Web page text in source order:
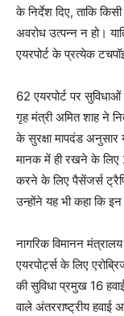
के निर्देश दिए, ताकि
अवरोध उत्पन्न न हो।
एयरपोर्ट के प्रत्येक
62 एयरपोर्ट पर सुविधाओं
गृह मंत्री अमित शाह ने
के सुरक्षा मापदंड अनुसार
मानक में ही रखने के लिए
करने के लिए पैसेंजर्स
उन्होंने यह भी कहा कि इन
नागरिक विमानन
एयरपोर्ट्स के लिए
की सुविधा प्रमुख 16
वाले अंतरराष्ट्रीय हवाई